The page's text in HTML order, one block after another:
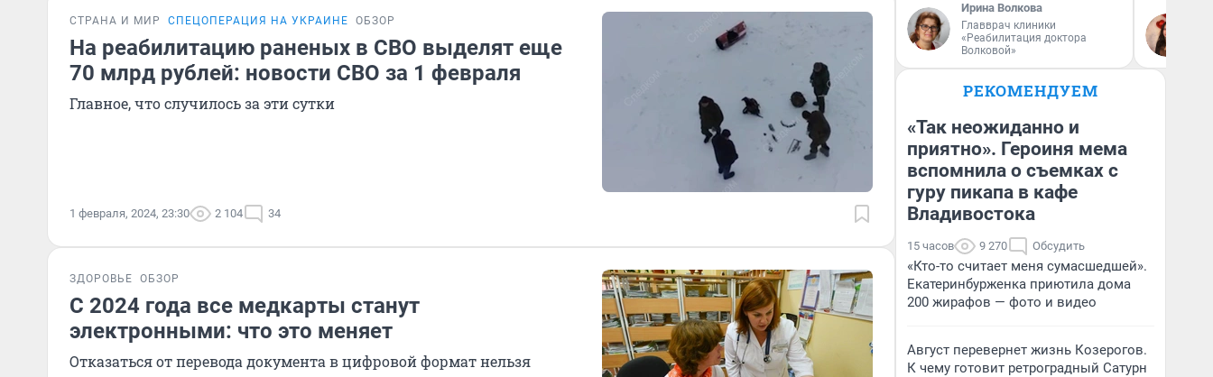
СТРАНА И МИР СПЕЦОПЕРАЦИЯ НА УКРАИНЕ ОБЗОР
На реабилитацию раненых в СВО выделят еще
70 млрд рублей: новости СВО за 1 февраля
Главное, что случилось за эти сутки
1 февраля, 2024, 23:30 2 104 34
ЗДОРОВЬЕ ОБЗОР
С 2024 года все медкарты станут
электронными: что это меняет
Отказаться от перевода документа в цифровой формат нельзя
Ирина Волкова
Главврач клиники
«Реабилитация доктора
Волковой»
РЕКОМЕНДУЕМ
«Так неожиданно и
приятно». Героиня мема
вспомнила о съемках с
гуру пикапа в кафе
Владивостока
15 часов 9 270 Обсудить
«Кто-то считает меня сумасшедшей».
Екатеринбурженка приютила дома
200 жирафов — фото и видео
Август перевернет жизнь Козерогов.
К чему готовит ретроградный Сатурн